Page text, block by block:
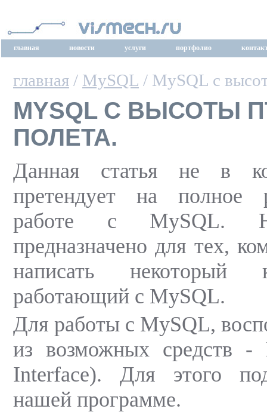
главная новости услуги портфолио
главная / MySQL / MySQL с
MYSQL С ВЫСОТЫ
ПОЛЕТА.
Данная статья не в
претендует на полное
работе с MySQL.
предназначено для тех,
написать
работающий с MySQL.
Для работы с MySQL,
из возможных средств
Interface). Для этого
нашей программе.